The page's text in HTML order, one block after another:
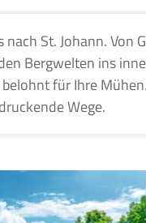
St. Johann.
Bergwelten ins
für Ihre
Wege.